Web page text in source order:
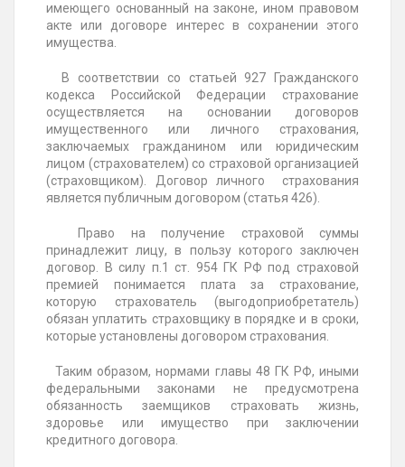
имеющего основанный на законе, ином правовом
акте или договоре интерес в сохранении этого
имущества.
В соответствии со статьей 927 Гражданского
кодекса Российской Федерации страхование
осуществляется на основании договоров
имущественного или личного страхования,
заключаемых гражданином или юридическим
лицом (страхователем) со страховой организацией
(страховщиком). Договор личного страхования
является публичным договором (статья 426).
Право на получение страховой суммы
принадлежит лицу, в пользу которого заключен
договор. В силу п.1 ст. 954 ГК РФ под страховой
премией понимается плата за страхование,
которую страхователь (выгодоприобретатель)
обязан уплатить страховщику в порядке и в сроки,
которые установлены договором страхования.
Таким образом, нормами главы 48 ГК РФ, иными
федеральными законами не предусмотрена
обязанность заемщиков страховать жизнь,
здоровье или имущество при заключении
кредитного договора.